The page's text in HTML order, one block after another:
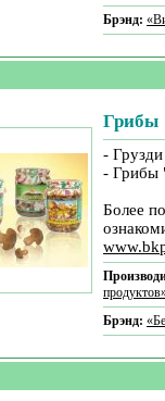
Брэнд:
Грибы
-
- Грибы
Более
Брэнд: